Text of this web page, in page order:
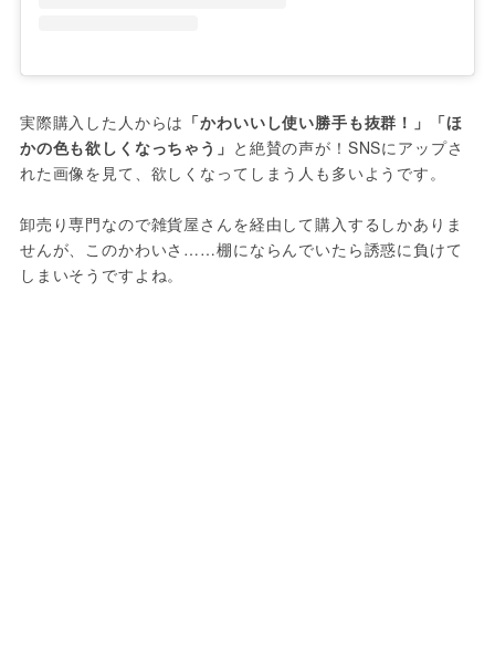
実際購入した人からは 「かわいいし使い勝手も抜群！」「ほ
かの色も欲しくなっちゃう」 と絶賛の声が！SNSにアップさ
れた画像を見て、欲しくなってしまう人も多いようです。
卸売り専門なので雑貨屋さんを経由して購入するしかありま
せんが、このかわいさ……棚にならんでいたら誘惑に負けて
しまいそうですよね。